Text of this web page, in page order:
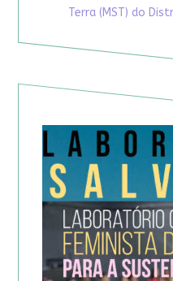
Terra (MST) do